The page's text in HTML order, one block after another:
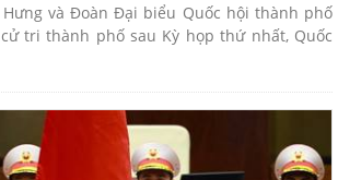
và Đoàn Đại biểu Quốc hội thành phố
tri thành phố sau Kỳ họp thứ nhất, Quốc